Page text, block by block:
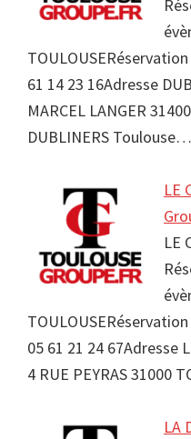
61 14 23 16Adresse
MARCEL LANGER
DUBLINERS Toulouse…
LE
LE
05 61 21 24 67Adresse
4 RUE PEYRAS 31000
LA